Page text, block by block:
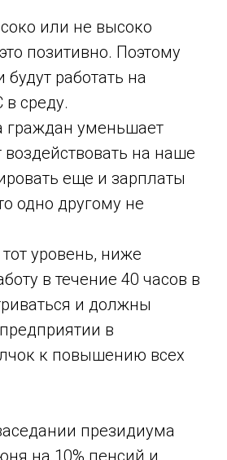
или не высоко
позитивно. Поэтому
работать на
среду.
граждан уменьшает
на наше
еще и зарплаты
одно другому не
уровень, ниже
в течение 40 часов в
и должны
в
к повышению всех
президиума
на 10% пенсий и